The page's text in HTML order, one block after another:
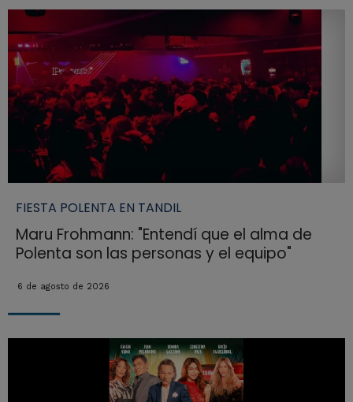
FIESTA POLENTA EN TANDIL
Maru Frohmann: "Entendí que el alma de
Polenta son las personas y el equipo"
6 de agosto de 2026